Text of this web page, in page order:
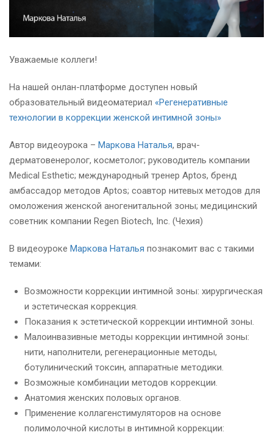
Уважаемые коллеги!
На нашей онлан-платформе доступен новый
образовательный видеоматериал «Регенеративные
технологии в коррекции женской интимной зоны»
Автор видеоурока – Маркова Наталья, врач-
дерматовенеролог, косметолог; руководитель компании
Medical Esthetic; международный тренер Aptos, бренд
амбассадор методов Aptos; соавтор нитевых методов для
омоложения женской аногенитальной зоны; медицинский
советник компании Regen Biotech, Inc. (Чехия)
В видеоуроке Маркова Наталья познакомит вас с такими
темами:
Возможности коррекции интимной зоны: хирургическая
и эстетическая коррекция.
Показания к эстетической коррекции интимной зоны.
Малоинвазивные методы коррекции интимной зоны:
нити, наполнители, регенерационные методы,
ботулинический токсин, аппаратные методики.
Возможные комбинации методов коррекции.
Анатомия женских половых органов.
Применение коллагенстимуляторов на основе
полимолочной кислоты в интимной коррекции: